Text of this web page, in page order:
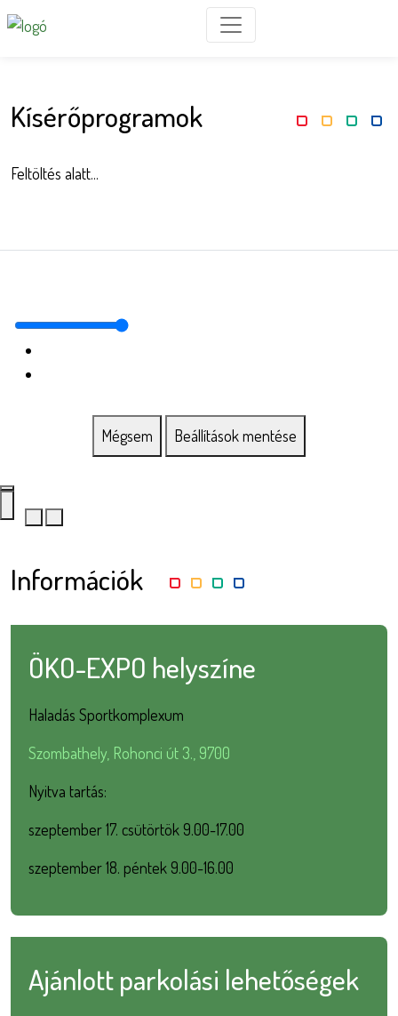
Kísérőprogramok
Feltöltés alatt...
Mégsem Beállítások mentése
Információk
ÖKO-EXPO helyszíne
Haladás Sportkomplexum
Szombathely, Rohonci út 3., 9700
Nyitva tartás:
szeptember 17. csütörtök 9.00-17.00
szeptember 18. péntek 9.00-16.00
Ajánlott parkolási lehetőségek